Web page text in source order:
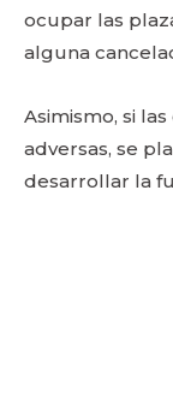
ocupar las
alguna
Asimismo, si
adversas, se
desarrollar la